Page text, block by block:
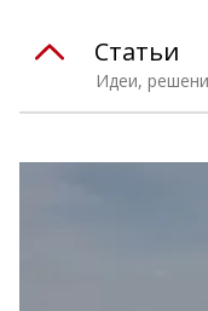
Идеи,
Статьи